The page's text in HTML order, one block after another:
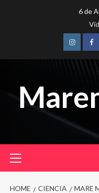
6 de
Menu
HOME CIENCIA MARE